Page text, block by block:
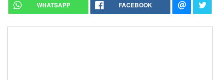
WHATSAPP FACEBOOK